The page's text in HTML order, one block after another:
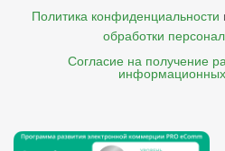
Политика конфиденциальности
обработки
Согласие на получение